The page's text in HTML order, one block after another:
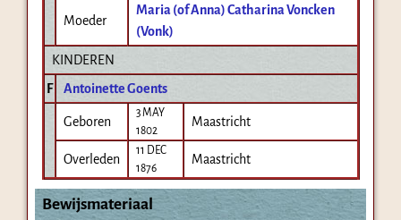
Moeder
Maria (of Anna) Catharina Voncken
(Vonk)
KINDEREN
F
Antoinette Goents
Geboren
3 MAY
1802
Maastricht
Overleden
11 DEC
1876
Maastricht
Bewijsmateriaal